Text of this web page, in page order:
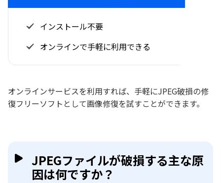
インストール不要
オンラインで手軽に利用できる
オンラインサービスを利用すれば、手軽にJPEG破損の修
復フリーソフトとして画像修復を試すことができます。
JPEGファイルが破損する主な原
因は何ですか？